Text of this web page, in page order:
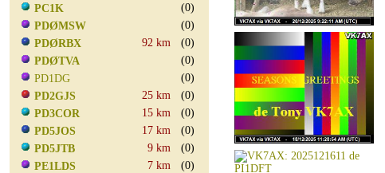
PC1K
(0)
PDØMSW
(0)
PDØRBX
92 km
(0)
PDØTVA
(0)
PD1DG
(0)
PD2GJS
25 km
(0)
PD3COR
15 km
(0)
PD5JOS
17 km
(0)
PD5JTB
9 km
(0)
PE1LDS
7 km
(0)